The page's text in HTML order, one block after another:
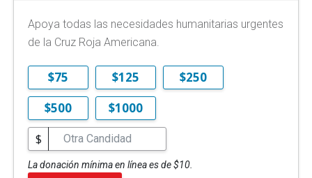
Apoya todas las necesidades humanitarias urgentes
de la Cruz Roja Americana.
$75 $125
$250
$500
$1000
$
La donación mínima en línea es de $10.